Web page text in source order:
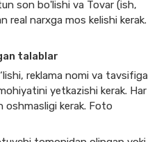
son bo'lishi va Tovar (ish,
real narxga mos kelishi kerak.
talablar
reklama nomi va tavsifiga
yetkazishi kerak. Har
kerak. Foto